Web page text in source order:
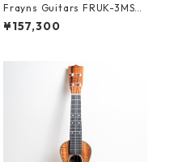
Frayns Guitars FRUK-3MS
ソプラノウクレレ #2500094
¥157,300